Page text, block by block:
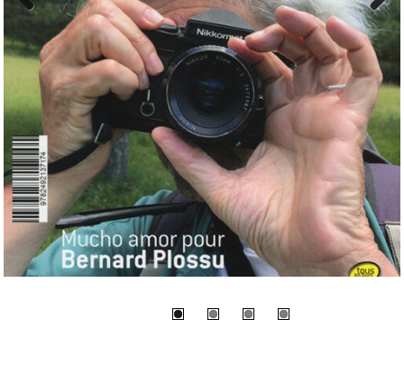
Previous Next